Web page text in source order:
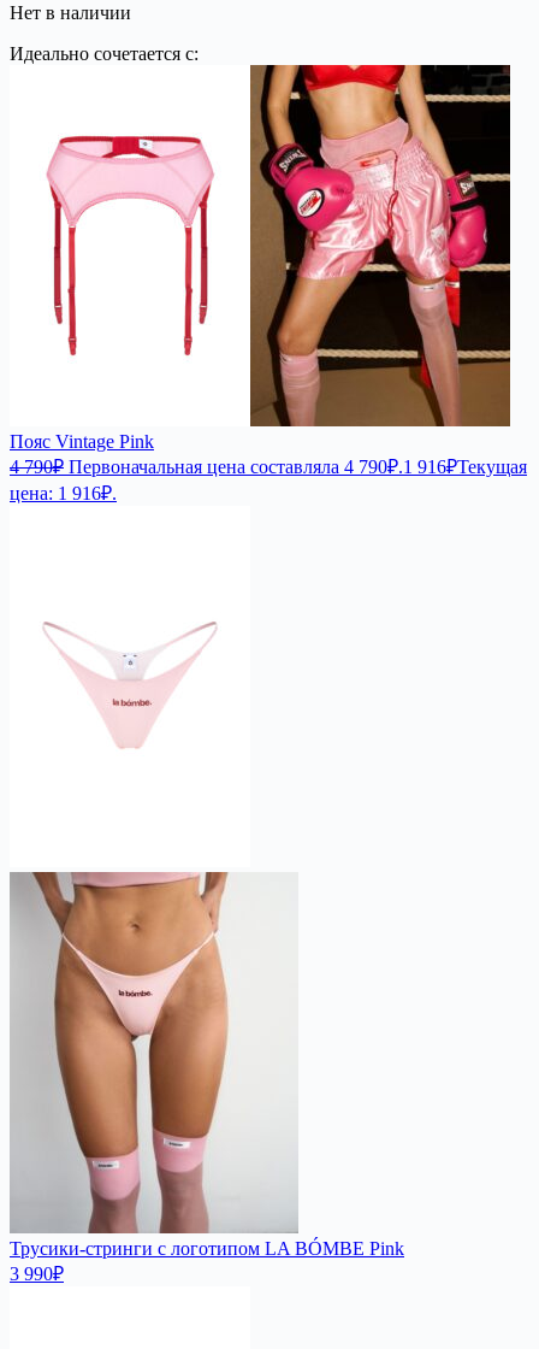
Нет в наличии
Идеально сочетается с:
Пояс Vintage Pink
4 790₽ Первоначальная цена составляла 4 790₽.1 916₽Текущая
цена: 1 916₽.
Трусики-стринги с логотипом LA BÓMBE Pink
3 990₽